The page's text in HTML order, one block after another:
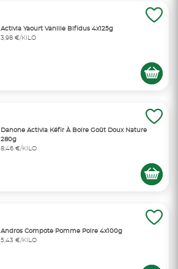
Activia Yaourt Vanille Bifidus 4x125g
3,98 €/KILO
Danone Activia Kéfir À Boire Goût Doux Nature
280g
8,46 €/KILO
Andros Compote Pomme Poire 4x100g
5,43 €/KILO